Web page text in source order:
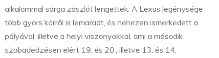
alkalommal sárga zászlót lengettek. A Lexus legénysége
több gyors körről is lemaradt, és nehezen ismerkedett a
pályával, illetve a helyi viszonyokkal, ami a második
szabadedzésen elért 19. és 20., illetve 13. és 14.